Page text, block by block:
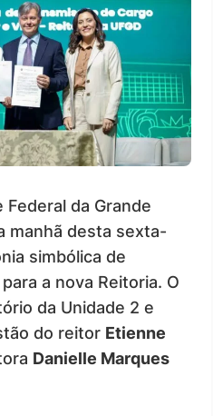
Federal da Grande
manhã desta sexta-
simbólica de
a nova Reitoria. O
da Unidade 2 e
do reitor Etienne
Danielle Marques